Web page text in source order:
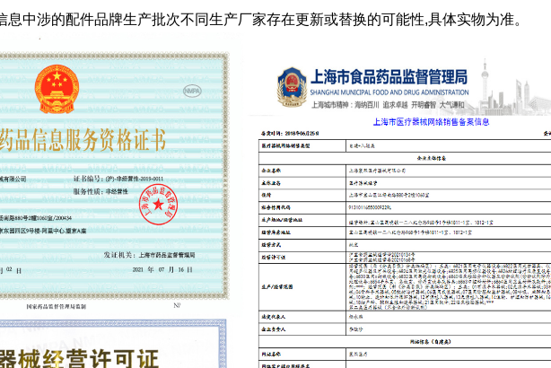
中涉的配件品牌生产批次不同生产厂家存在更新或替换的可能性,具体实物为准。